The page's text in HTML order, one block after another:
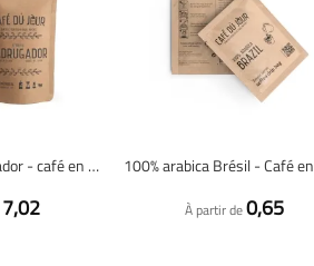
Espresso Madrugador - café en grains fraîchement torréfié
7,02 À partir de0,65